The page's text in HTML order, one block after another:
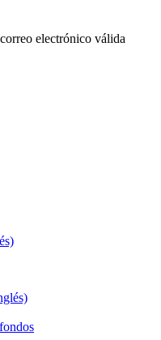
electrónico válida